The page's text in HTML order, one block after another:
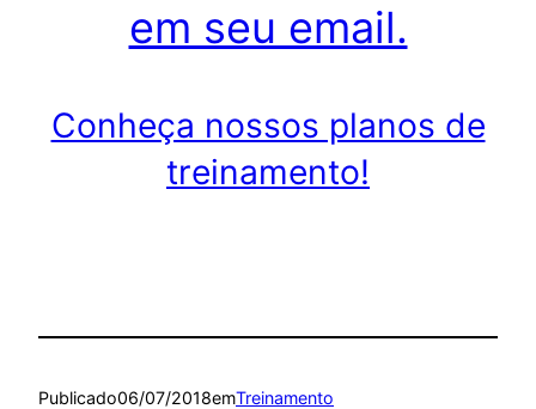
em seu email.
Conheça nossos planos de
treinamento!
Publicado06/07/2018emTreinamento